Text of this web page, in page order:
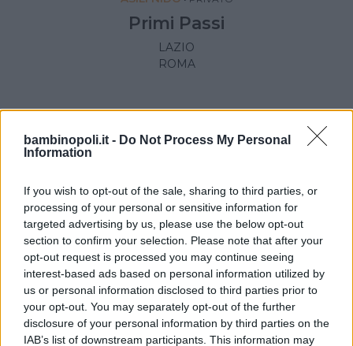
bambinopoli.it - Do Not Process My Personal
Information
If you wish to opt-out of the sale, sharing to third parties, or
processing of your personal or sensitive information for
targeted advertising by us, please use the below opt-out
section to confirm your selection. Please note that after your
opt-out request is processed you may continue seeing
interest-based ads based on personal information utilized by
us or personal information disclosed to third parties prior to
your opt-out. You may separately opt-out of the further
disclosure of your personal information by third parties on the
IAB’s list of downstream participants. This information may
Primi Passi
LAZIO
ROMA
ASILI NIDO • PRIVATO